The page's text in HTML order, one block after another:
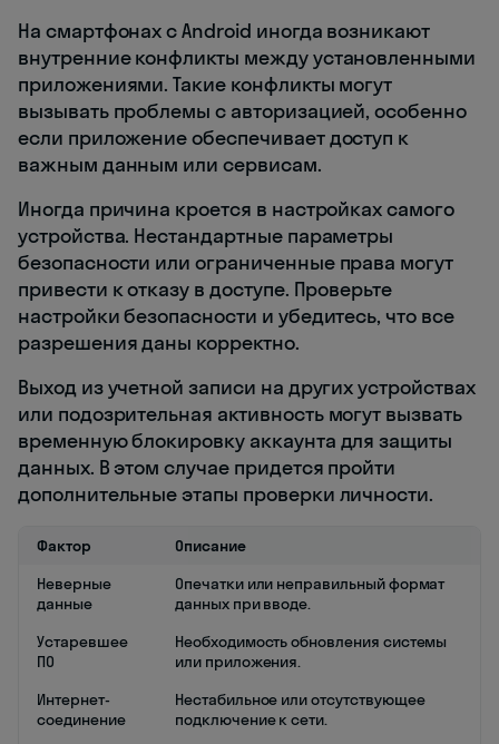
На смартфонах с Android иногда возникают
внутренние конфликты между установленными
приложениями. Такие конфликты могут
вызывать проблемы с авторизацией, особенно
если приложение обеспечивает доступ к
важным данным или сервисам.
Иногда причина кроется в настройках самого
устройства. Нестандартные параметры
безопасности или ограниченные права могут
привести к отказу в доступе. Проверьте
настройки безопасности и убедитесь, что все
разрешения даны корректно.
Выход из учетной записи на других устройствах
или подозрительная активность могут вызвать
временную блокировку аккаунта для защиты
данных. В этом случае придется пройти
дополнительные этапы проверки личности.
Фактор
Описание
Неверные
данные
Опечатки или неправильный формат
данных при вводе.
Устаревшее
ПО
Необходимость обновления системы
или приложения.
Интернет-
соединение
Нестабильное или отсутствующее
подключение к сети.